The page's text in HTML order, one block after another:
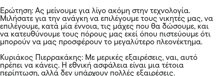
Ερώτηση: Ας μείνουμε για λίγο ακόμη στην τεχνολογία.
Μιλήσατε για την ανάγκη να επιλέγουμε τους νικητές μας, να
επιλέγουμε, κατά μία έννοια, τις μάχες που θα δώσουμε, και
να κατευθύνουμε τους πόρους μας εκεί όπου πιστεύουμε ότι
μπορούν να μας προσφέρουν το μεγαλύτερο πλεονέκτημα.
Κυριάκος Πιερρακάκης: Με μερικές εξαιρέσεις, ναι, αυτό
πρέπει να κάνεις. Η εθνική ασφάλεια είναι μια τέτοια
περίπτωση, αλλά δεν υπάρχουν πολλές εξαιρέσεις.